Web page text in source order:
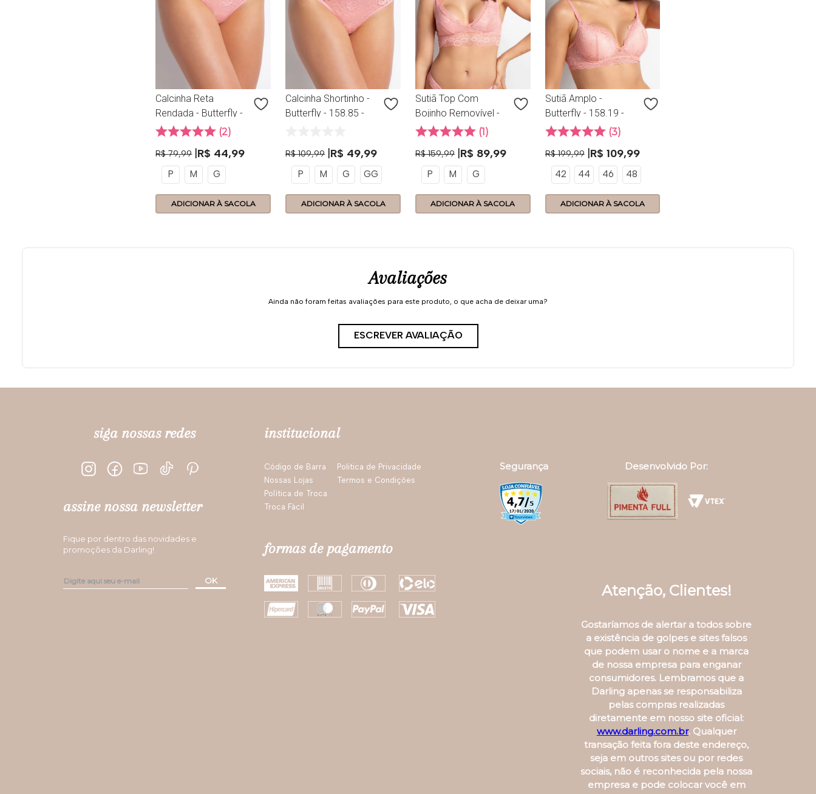
Calcinha Reta
Rendada - Butterfly -
158.54 - Frape 2
R$ 79,99 R$ 44,99
P M G
ADICIONAR À SACOLA
Calcinha Shortinho -
Butterfly - 158.85 -
R$ 109,99 R$ 49,99
P M G GG
ADICIONAR À SACOLA
Sutiã Top Com
Bojinho Removível -
Butterfly - 158.80 -
1
R$ 159,99 R$ 89,99
P M G
ADICIONAR À SACOLA
Sutiã Amplo -
Butterfly - 158.19 -
Frape
3
R$ 199,99 R$ 109,99
42 44 46 48
ADICIONAR À SACOLA
Avaliações
Ainda não foram feitas avaliações para este produto, o que acha de deixar uma?
ESCREVER AVALIAÇÃO
siga nossas redes
assine nossa newsletter
Fique por dentro das novidades e
promoções da Darling!
OK
institucional
Código de Barra
Nossas Lojas
Política de Troca
Troca Fácil
Politica de Privacidade
Termos e Condições
formas de pagamento
Segurança Desenvolvido Por:
Atenção, Clientes!
Gostaríamos de alertar a todos sobre
a existência de golpes e sites falsos
que podem usar o nome e a marca
de nossa empresa para enganar
consumidores. Lembramos que a
Darling apenas se responsabiliza
pelas compras realizadas
diretamente em nosso site oficial:
www.darling.com.br. Qualquer
transação feita fora deste endereço,
seja em outros sites ou por redes
sociais, não é reconhecida pela nossa
empresa e pode colocar você em